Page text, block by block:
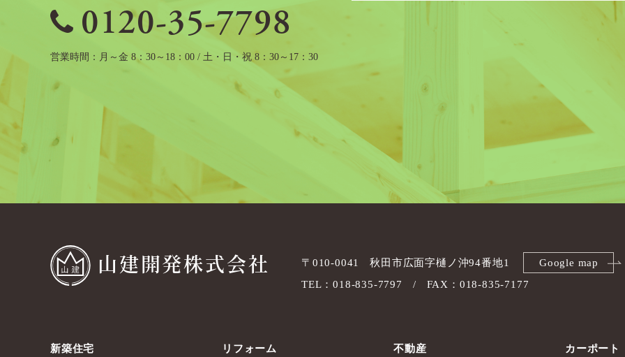
0120-35-7798
営業時間 月～金 8：30～18：00 / 土・日・祝 8：30～17：30
山建開発株式会社 〒010-0041 秋田市広面字樋ノ沖94番地1
Google map
TEL：018-835-7797
FAX：018-835-7177
新築住宅 リフォーム 不動産 カーポート